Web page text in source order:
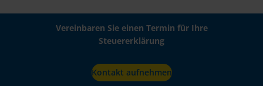
Vereinbaren Sie einen Termin für Ihre
Steuererklärung
Kontakt aufnehmen